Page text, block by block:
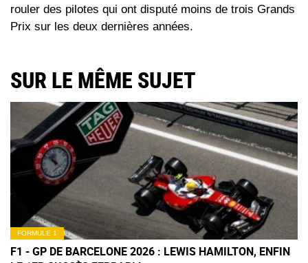
rouler des pilotes qui ont disputé moins de trois Grands
Prix sur les deux dernières années.
SUR LE MÊME SUJET
FORMULE 1
F1 - GP DE BARCELONE 2026 : LEWIS HAMILTON, ENFIN